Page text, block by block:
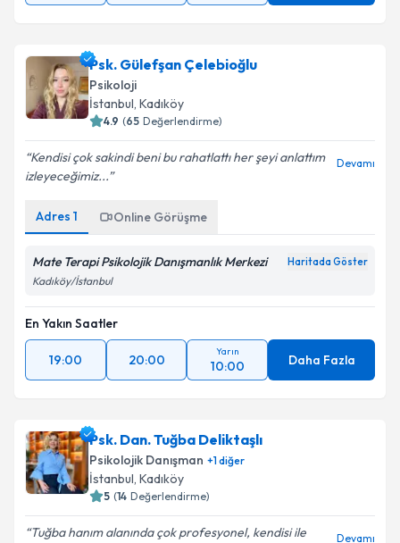
Psk. Gülefşan Çelebioğlu
Psikoloji
İstanbul, Kadıköy
4.9 (65 Değerlendirme)
Kendisi çok sakindi beni bu rahatlattı her şeyi anlattım
izleyeceğimiz...
Devamı
Adres 1 Online Görüşme
Mate Terapi Psikolojik Danışmanlık Merkezi Haritada Göster
Kadıköy/İstanbul
En Yakın Saatler
19:00 20:00
Yarın
10:00 Daha Fazla
Psk. Dan. Tuğba Deliktaşlı
Psikolojik Danışman +1diğer
İstanbul, Kadıköy
5 (14 Değerlendirme)
Tuğba hanım alanında çok profesyonel, kendisi ile
Devamı